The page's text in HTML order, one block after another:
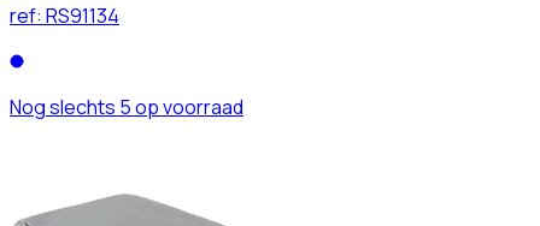
ref: RS91134
Nog slechts 5 op voorraad